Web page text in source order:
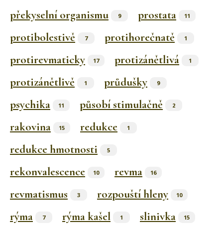
překyselní organismu 9 prostata 11
protibolestivě 7 protihorečnatě 1
protirevmaticky 17 protizánětlivá 1
protizánětlivě 1 průdušky 9
psychika 11 působí stimulačně 2
rakovina 15 redukce 1
redukce hmotnosti 5
rekonvalescence 10 revma 16
revmatismus 3 rozpouští hleny 10
rýma 7 rýma kašel 1 slinivka 15